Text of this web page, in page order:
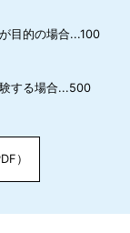
目的の場合...100
する場合...500
）